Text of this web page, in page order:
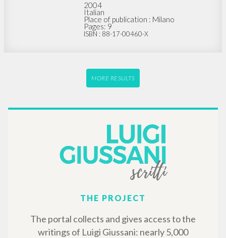
2004
Italian
Place of publication : Milano
Pages: 9
ISBN : 88-17-00460-X
MORE RESULTS
THE PROJECT
The portal collects and gives access to the
writings of Luigi Giussani: nearly 5,000